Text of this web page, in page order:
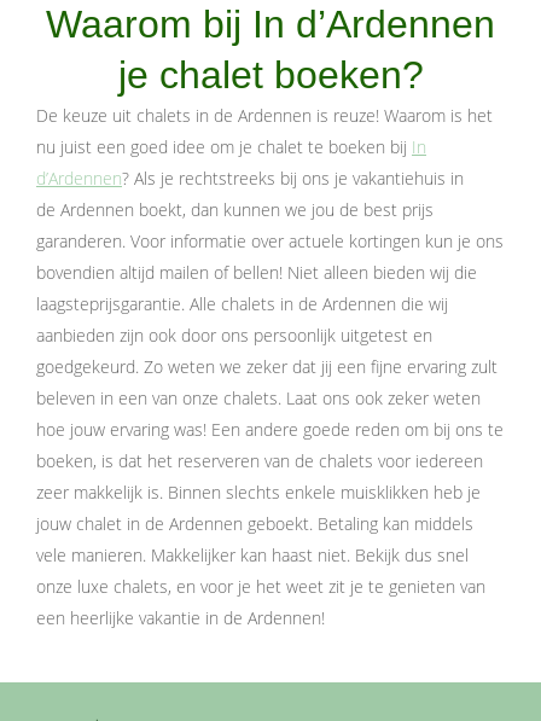
Waarom bij In d’Ardennen
je chalet boeken?
De keuze uit chalets in de Ardennen is reuze! Waarom is het
nu juist een goed idee om je chalet te boeken bij In
d’Ardennen? Als je rechtstreeks bij ons je vakantiehuis in
de Ardennen boekt, dan kunnen we jou de best prijs
garanderen. Voor informatie over actuele kortingen kun je ons
bovendien altijd mailen of bellen! Niet alleen bieden wij die
laagsteprijsgarantie. Alle chalets in de Ardennen die wij
aanbieden zijn ook door ons persoonlijk uitgetest en
goedgekeurd. Zo weten we zeker dat jij een fijne ervaring zult
beleven in een van onze chalets. Laat ons ook zeker weten
hoe jouw ervaring was! Een andere goede reden om bij ons te
boeken, is dat het reserveren van de chalets voor iedereen
zeer makkelijk is. Binnen slechts enkele muisklikken heb je
jouw chalet in de Ardennen geboekt. Betaling kan middels
vele manieren. Makkelijker kan haast niet. Bekijk dus snel
onze luxe chalets, en voor je het weet zit je te genieten van
een heerlijke vakantie in de Ardennen!